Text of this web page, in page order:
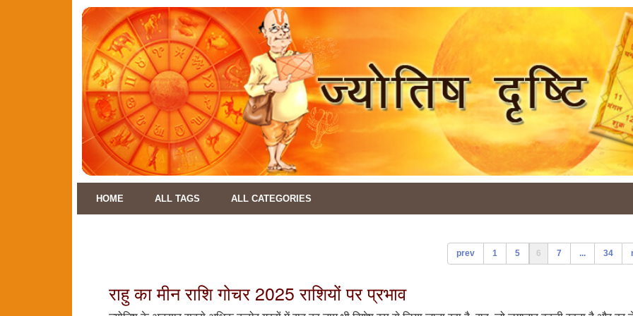
HOME ALL TAGS ALL CATEGORIES
prev 1 5 6 7 ... 34
राहु का मीन राशि गोचर 2025 राशियों पर प्रभाव